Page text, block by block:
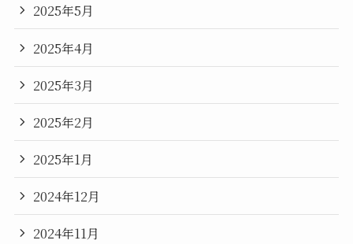
2025年5月
2025年4月
2025年3月
2025年2月
2025年1月
2024年12月
2024年11月